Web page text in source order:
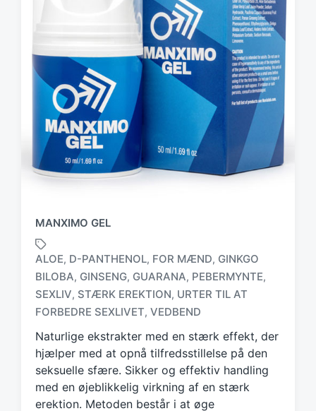
MANXIMO GEL
a
g
g
d
w
i
t
ALOE, D-PANTHENOL, FOR MÆND, GINKGO
BILOBA, GINSENG, GUARANA, PEBERMYNTE,
SEXLIV, STÆRK EREKTION, URTER TIL AT
FORBEDRE SEXLIVET, VEDBEND
Naturlige ekstrakter med en stærk effekt, der
hjælper med at opnå tilfredsstillelse på den
seksuelle sfære. Sikker og effektiv handling
med en øjeblikkelig virkning af en stærk
erektion. Metoden består i at øge